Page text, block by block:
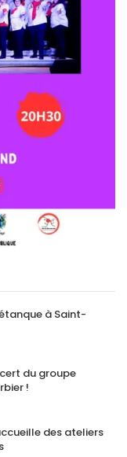
à Saint-
du groupe
!
des ateliers